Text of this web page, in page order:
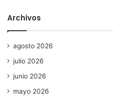
Archivos
agosto 2026
julio 2026
junio 2026
mayo 2026